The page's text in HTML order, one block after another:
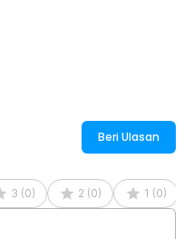
Beri Ulasan
3 (0) 2 (0) 1 (0)